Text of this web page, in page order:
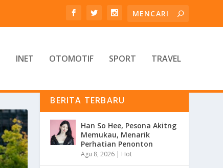
INET OTOMOTIF SPORT TRAVEL
BERITA TERBARU
Han So Hee, Pesona Akitng
Memukau, Menarik
Perhatian Penonton
Agu 8, 2026 | Hot